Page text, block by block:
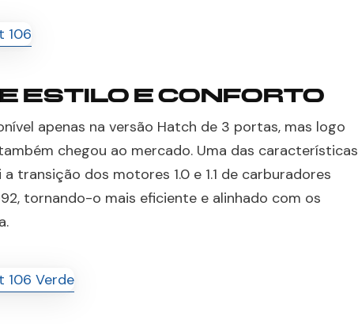
ESTILO E CONFORTO
apenas na versão Hatch de 3 portas, mas logo
chegou ao mercado. Uma das características
transição dos motores 1.0 e 1.1 de carburadores
tornando-o mais eficiente e alinhado com os